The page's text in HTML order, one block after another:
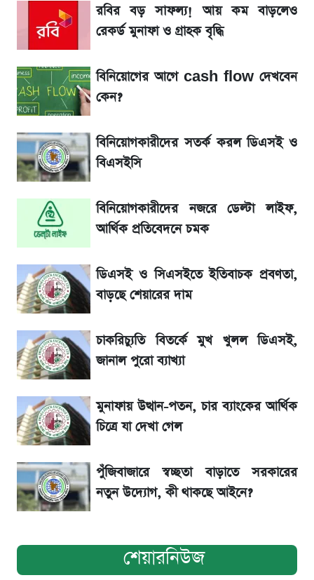
সাকিবের বাড়িতে হামলা নিয়ে মুখ খুললেন দিলীপ
ঘোষ
লিটনকে নিয়ে টিম ম্যানেজমেন্টের নতুন পরিকল্পনা
জেনে নিন আজকের সোনা ও রুপার সর্বশেষ দাম
আগামীকালই স্পষ্ট হবে এসএসসি ফল প্রকাশের
তারিখ
তাপমাত্রা নিয়ে নতুন পূর্বাভাস দিল আবহাওয়া অফিস
৬ আগস্ট দেশের বাজারে স্বর্ণের দাম
রবির বড় সাফল্য! আয় কম বাড়লেও রেকর্ড মুনাফা ও
গ্রাহক বৃদ্ধি
শেয়ার বিজকে লিগ্যাল নোটিশ পাঠাল রবি, শুরু নতুন
বিতর্ক
সৌদিতে বাংলাদেশিদের আকামা নবায়নে বদলে গেল
নিয়ম
রবির বড় সাফল্য! আয় কম বাড়লেও
রেকর্ড মুনাফা ও গ্রাহক বৃদ্ধি
বিনিয়োগের আগে cash flow দেখবেন
কেন?
বিনিয়োগকারীদের সতর্ক করল ডিএসই ও
বিএসইসি
বিনিয়োগকারীদের নজরে ডেল্টা লাইফ,
আর্থিক প্রতিবেদনে চমক
ডিএসই ও সিএসইতে ইতিবাচক প্রবণতা,
বাড়ছে শেয়ারের দাম
চাকরিচ্যুতি বিতর্কে মুখ খুলল ডিএসই,
জানাল পুরো ব্যাখ্যা
মুনাফায় উত্থান-পতন, চার ব্যাংকের আর্থিক
চিত্রে যা দেখা গেল
পুঁজিবাজারে স্বচ্ছতা বাড়াতে সরকারের
নতুন উদ্যোগ, কী থাকছে আইনে?
শেয়ারনিউজ